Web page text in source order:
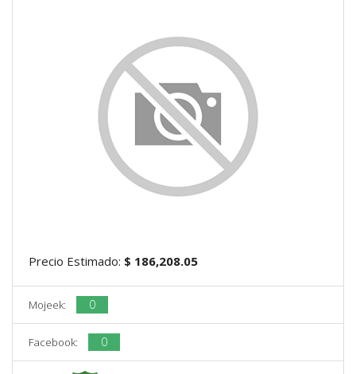
Precio Estimado: $ 186,208.05
Mojeek: 0
Facebook: 0